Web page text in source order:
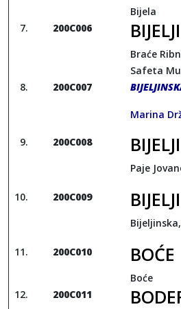
Bijela
200C006
Braće
Safeta
200C007
Marina
200C008
Paje
200C009
200C010 BOĆE
Boće
200C011